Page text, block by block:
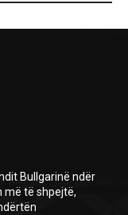
Bullgarinë ndër
më të shpejtë,